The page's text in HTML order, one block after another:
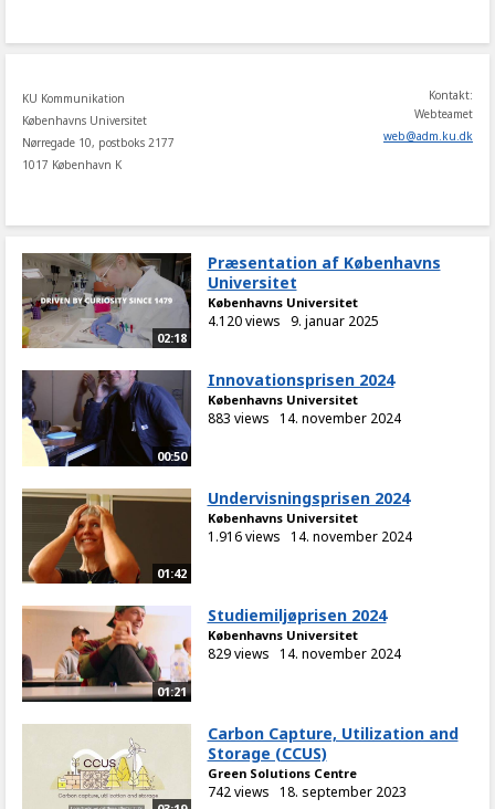
KU Kommunikation
Københavns Universitet
Nørregade 10, postboks 2177
1017 København K
Kontakt:
Webteamet
web@adm.ku.dk
02:18
Præsentation af Københavns
Universitet
Københavns Universitet
4.120 views 9. januar 2025
00:50
Innovationsprisen 2024
Københavns Universitet
883 views 14. november 2024
01:42
Undervisningsprisen 2024
Københavns Universitet
1.916 views 14. november 2024
01:21
Studiemiljøprisen 2024
Københavns Universitet
829 views 14. november 2024
Carbon Capture, Utilization and
Storage (CCUS)
Green Solutions Centre
742 views 18. september 2023